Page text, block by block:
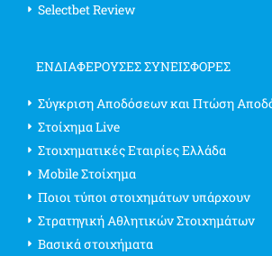
Selectbet Review
ΕΝΔΙΑΦΈΡΟΥΣΕΣ ΣΥΝΕΙΣΦΟΡΈΣ
Σύγκριση Αποδόσεων και Πτώση
Στοίχημα Live
Στοιχηματικές Εταιρίες Ελλάδα
Mobile Στοίχημα
Ποιοι τύποι στοιχημάτων υπάρχουν
Στρατηγική Αθλητικών Στοιχημάτων
Βασικά στοιχήματα